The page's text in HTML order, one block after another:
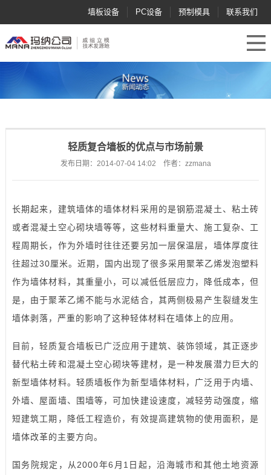
联系我们
预制模具
PC设备
墙板设备
轻质复合墙板的优点与市场前景
发布日期：2014-07-04 14:02 作者：zzmana
长期起来，建筑墙体的墙体材料采用的是钢筋混凝土、粘土砖
或者混凝土空心砌块墙等等，这些材料重量大、施工复杂、工
程周期长，作为外墙时往往还要另加一层保温层，墙体厚度往
往超过30厘米。近期，国内出现了很多采用聚苯乙烯发泡塑料
作为墙体材料，其重量小，可以减低低层应力，降低成本，但
是，由于聚苯乙烯不能与水泥结合，其两侧极易产生裂缝发生
墙体剥落，严重的影响了这种轻体材料在墙体上的应用。
目前，轻质复合墙板已广泛应用于建筑、装饰领域，其正逐步
替代粘土砖和混凝土空心砌块等建材，是一种发展潜力巨大的
新型墙体材料。轻质墙板作为新型墙体材料，广泛用于内墙、
外墙、屋面墙、围墙等，可加快建设速度，减轻劳动强度，缩
短建筑工期，降低工程造价，有效提高建筑物的使用面积，是
墙体改革的主要方向。
国务院规定，从2000年6月1日起，沿海城市和其他土地资源